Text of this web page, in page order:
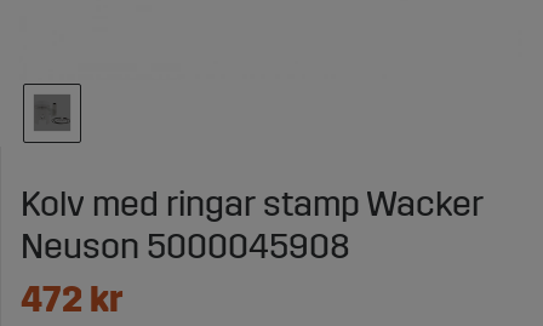
Kolv med ringar stamp Wacker
Neuson 5000045908
472 kr